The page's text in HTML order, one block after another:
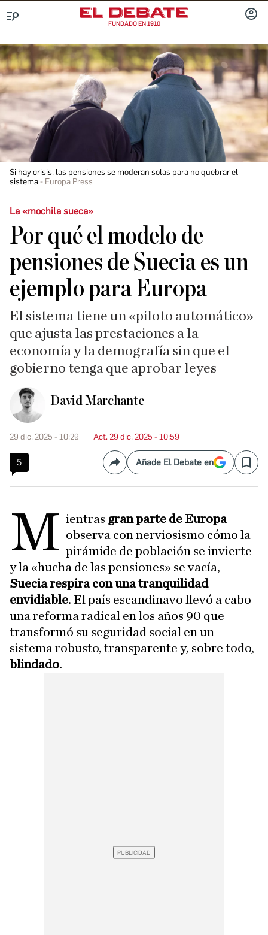
FUNDADO EN 1910
Si hay crisis, las pensiones se moderan solas para no quebrar el
sistema
Europa Press
La «mochila sueca»
Por qué el modelo de
pensiones de Suecia es un
ejemplo para Europa
El sistema tiene un «piloto automático»
que ajusta las prestaciones a la
economía y la demografía sin que el
gobierno tenga que aprobar leyes
David Marchante
29 dic. 2025 - 10:29 Act. 29 dic. 2025 - 10:59
5 CompartirAñade El Debate en Save
M ientras gran parte de Europa
observa con nerviosismo cómo la
pirámide de población se invierte
y la «hucha de las pensiones» se vacía,
Suecia respira con una tranquilidad
envidiable. El país escandinavo llevó a cabo
una reforma radical en los años 90 que
transformó su seguridad social en un
sistema robusto, transparente y, sobre todo,
blindado.